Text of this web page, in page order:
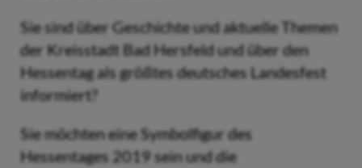
Sie sind über Geschichte und aktuelle Themen
der Kreisstadt Bad Hersfeld und über den
Hessentag als größtes deutsches Landesfest
informiert?
Sie möchten eine Symbolfigur des
Hessentages 2019 sein und die